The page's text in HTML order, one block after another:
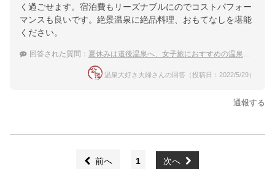
く過ごせます。宿泊費もリーズナブルにのでコストパフォー
マンスも良いです。絶景温泉に絶品料理、おもてなしを堪能
ください。
回答された質問： 夏休みは道後温泉へ、女子旅におすすめの温泉宿は？
温泉大好き夫婦さんの回答（投稿日：2022/5/29）
通報する
前へ 1 次へ